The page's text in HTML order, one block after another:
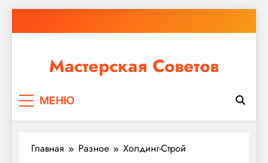
к
Мастерская Советов
ремонт или крупное строительство, в Мастерской
МЕНЮ
Главная Разное Холдинг-Строй